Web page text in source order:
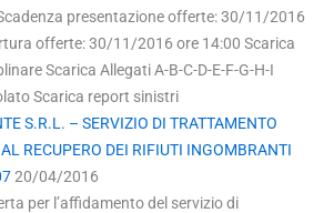
presentazione offerte: 30/11/2016
offerte: 30/11/2016 ore 14:00 Scarica
Scarica Allegati A-B-C-D-E-F-G-H-I
Scarica report sinistri
S.R.L. – SERVIZIO DI TRATTAMENTO
RECUPERO DEI RIFIUTI INGOMBRANTI
20/04/2016
per l’affidamento del servizio di